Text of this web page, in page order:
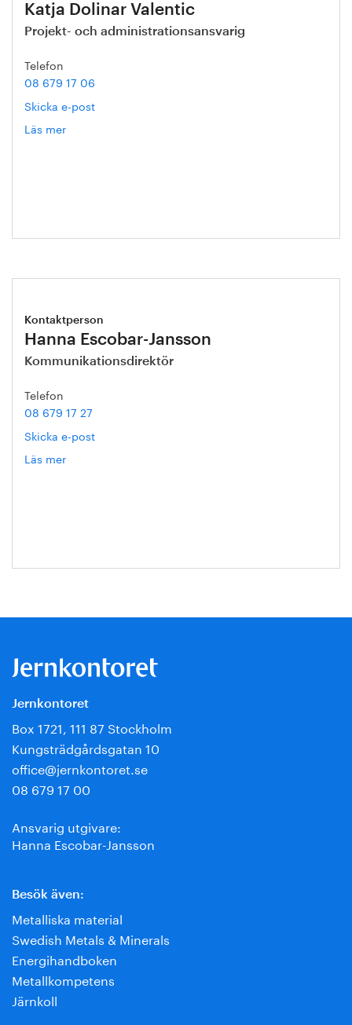
Katja Dolinar Valentic
Projekt- och administrationsansvarig
Telefon
08 679 17 06
Skicka e-post
Läs mer
Kontaktperson
Hanna Escobar-Jansson
Kommunikationsdirektör
Telefon
08 679 17 27
Skicka e-post
Läs mer
Jernkontoret
Box 1721, 111 87 Stockholm
Kungsträdgårdsgatan 10
office@jernkontoret.se
08 679 17 00
Ansvarig utgivare:
Hanna Escobar-Jansson
Besök även:
Metalliska material
Swedish Metals & Minerals
Energihandboken
Metallkompetens
Järnkoll